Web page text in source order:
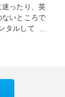
ったり、英
いところで
タルして